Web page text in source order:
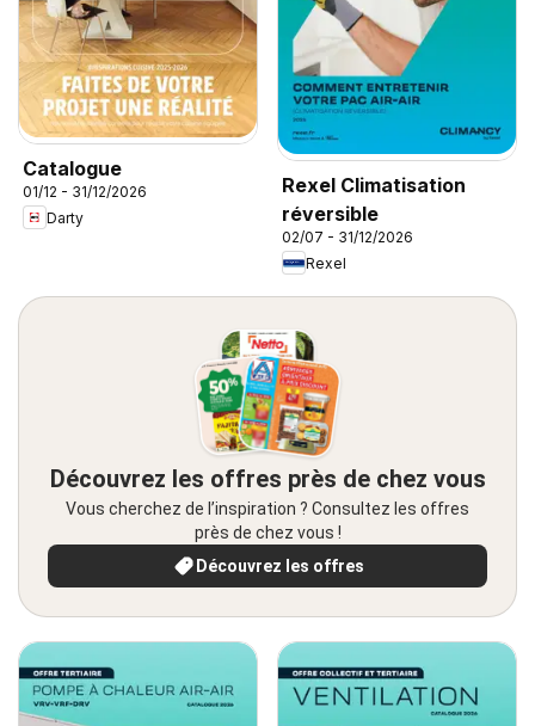
Catalogue
01/12 - 31/12/2026
Darty
Rexel Climatisation
réversible
02/07 - 31/12/2026
Rexel
Découvrez les offres près de chez vous
Vous cherchez de l’inspiration ? Consultez les offres
près de chez vous !
Découvrez les offres